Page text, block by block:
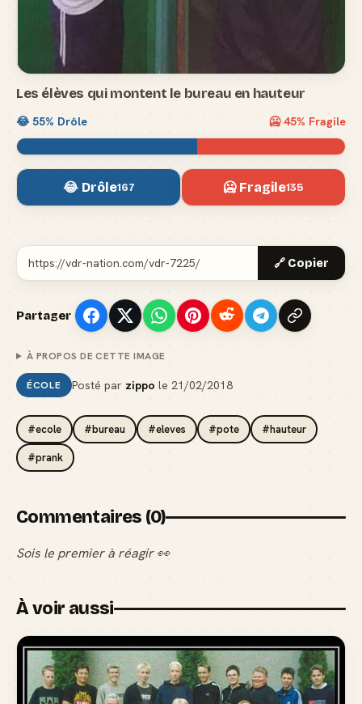
Les élèves qui montent le bureau en hauteur
😂55% Drôle 🥶45% Fragile
😂 Drôle167 🥶 Fragile135
🔗 Copier
Partager
À PROPOS DE CETTE IMAGE
ÉCOLE Posté par zippo le 21/02/2018
#ecole #bureau #eleves #pote #hauteur
#prank
Commentaires (0)
Sois le premier à réagir 👀
À voir aussi